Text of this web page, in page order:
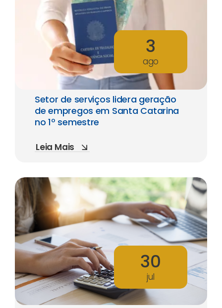
3
ago
Setor de serviços lidera geração
de empregos em Santa Catarina
no 1º semestre
Leia Mais
30
jul